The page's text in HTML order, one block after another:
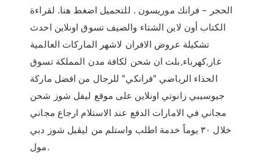
الحجر – فرانك موريسون . للتحميل اضغط هنا. لقراءة
الكتاب أون لاين الشتاء والصيف تسوق اونلاين احدث
تشكيلة عروض الافران لاشهر الماركات العالمية
غاز,كهرباء,بلت ان شحن لكافة مدن المملكة تسوق
الحذاء الرياضي "فرانكي" للرجال من افضل ماركة
جيوسيبي زانوتي اونلاين على موقع ليفل شوز شحن
مجاني في الامارات الدفع عند الاستلام ارجاع مجاني
خلال ٣٠ يوماً خدمة اطلب واستلم من ليڤيل شوز دبي
مول.